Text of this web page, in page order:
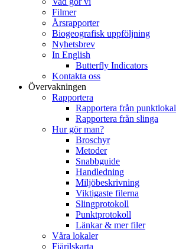
Filmer
Årsrapporter
Biogeografisk uppföljning
Nyhetsbrev
In English
Butterfly Indicators
Kontakta oss
Övervakningen
Rapportera
Rapportera från punktlokal
Rapportera från slinga
Hur gör man?
Broschyr
Metoder
Snabbguide
Handledning
Miljöbeskrivning
Viktigaste filerna
Slingprotokoll
Punktprotokoll
Länkar & mer filer
Våra lokaler
Fjärilskarta